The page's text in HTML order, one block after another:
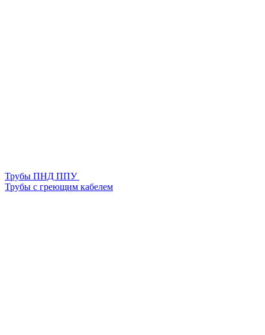
Трубы ПНД ППУ
Трубы с греющим кабелем